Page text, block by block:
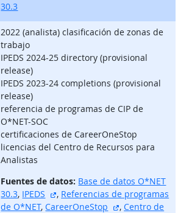
30.3
2022 (analista) clasificación de zonas de
trabajo
IPEDS 2024-25 directory (provisional
release)
IPEDS 2023-24 completions (provisional
release)
referencia de programas de CIP de
O*NET-SOC
certificaciones de CareerOneStop
licencias del Centro de Recursos para
Analistas
Fuentes de datos: Base de datos O*NET
30.3, IPEDS sitio externo
, Referencias de programas
de O*NET,CareerOneStop sitio externo
,Centro de